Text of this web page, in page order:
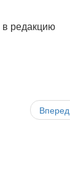
редакцию
Вперед